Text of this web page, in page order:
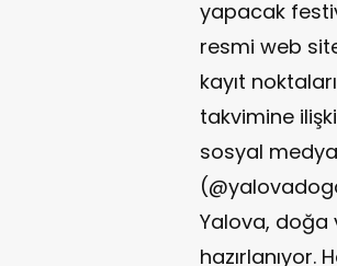
yapacak
resmi web
kayıt
takvimine
sosyal
Yalova, doğa
hazırlanıyor.